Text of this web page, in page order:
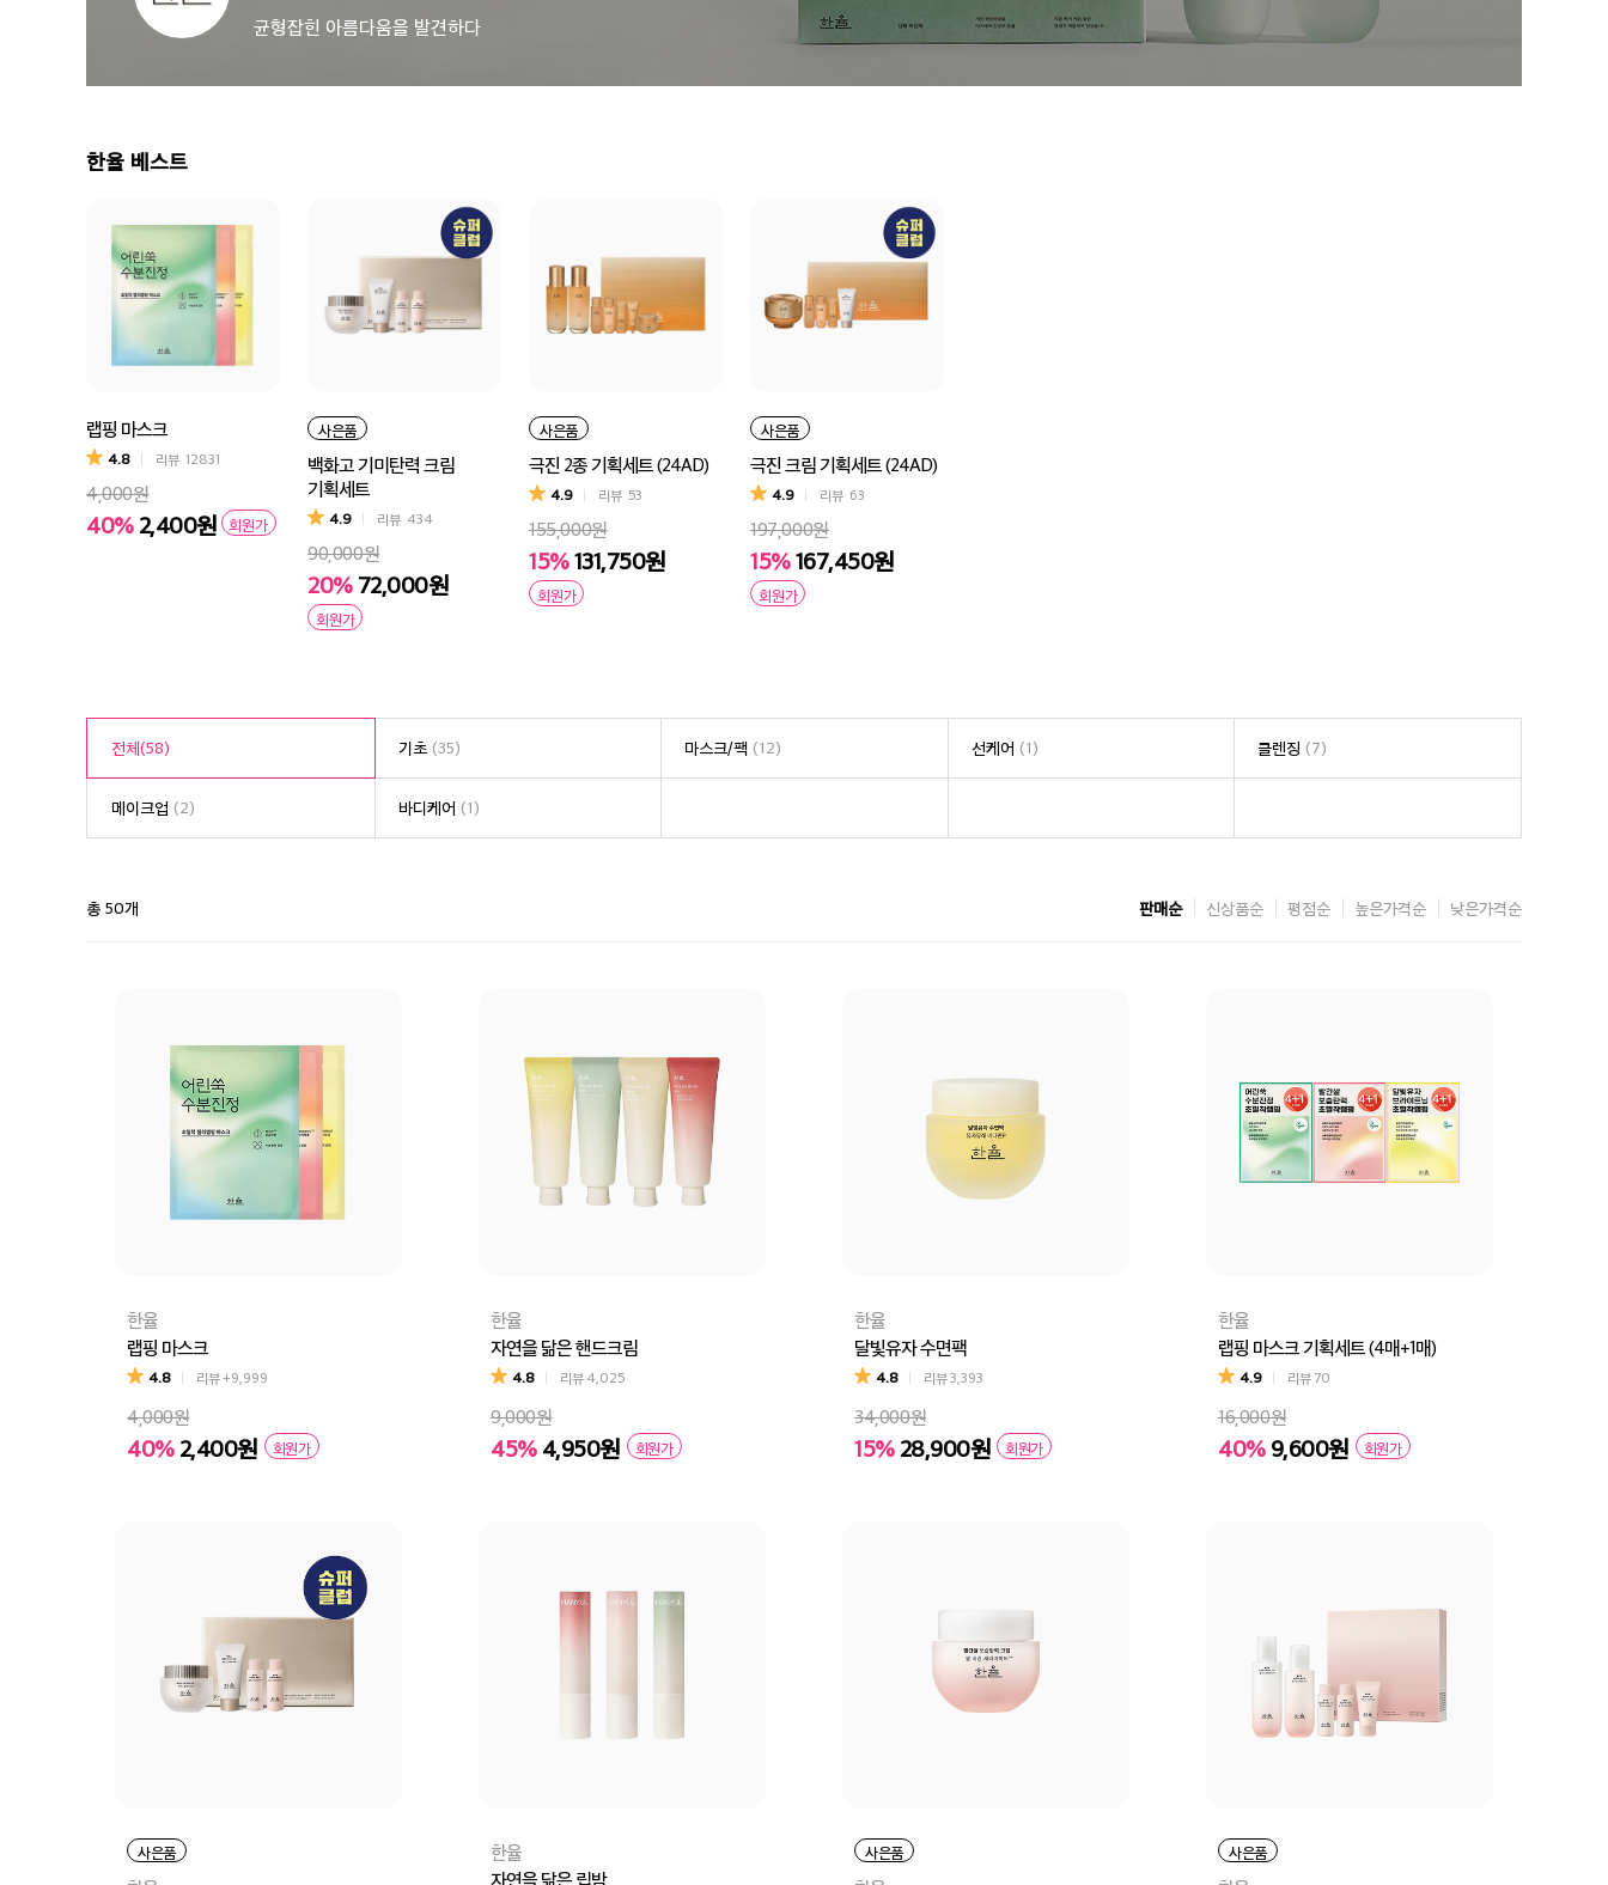
균형잡힌 아름다움을 발견하다
한율 베스트
랩핑 마스크
4.8 리뷰 12831
4,000원
40% 2,400원 회원가
사은품
백화고 기미탄력 크림
기획세트
4.9 리뷰 434
90,000원
20% 72,000원
회원가
사은품
극진 2종 기획세트 (24AD)
4.9 리뷰 53
155,000원
15%131,750원
회원가
사은품
극진 크림 기획세트 (24AD)
4.9 리뷰 63
197,000원
15%167,450원
회원가
전체(58) 기초 (35) 마스크/팩 (12) 선케어 (1) 클렌징 (7)
메이크업 (2) 바디케어 (1)
총 50개 판매순 신상품순 평점순 높은가격순 낮은가격순
한율
랩핑 마스크
4.8 리뷰+9,999
4,000원
40% 2,400원 회원가
한율
자연을 닮은 핸드크림
4.8 리뷰 4,025
9,000원
45% 4,950원 회원가
한율
달빛유자 수면팩
4.8 리뷰3,393
34,000원
15% 28,900원 회원가
한율
랩핑 마스크 기획세트 (4매+1매)
4.9 리뷰 70
16,000원
40% 9,600원 회원가
사은품
한율
자연을 닮은 립밤
사은품 사은품